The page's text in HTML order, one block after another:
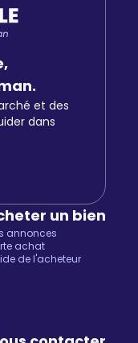
et des
dans
un bien
annonces
achat
de l'acheteur